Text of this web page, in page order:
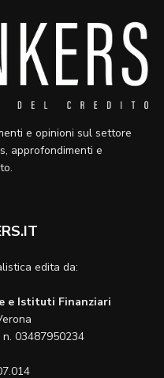
e opinioni sul settore
approfondimenti e
edita da:
e Istituti Finanziari
n. 03487950234